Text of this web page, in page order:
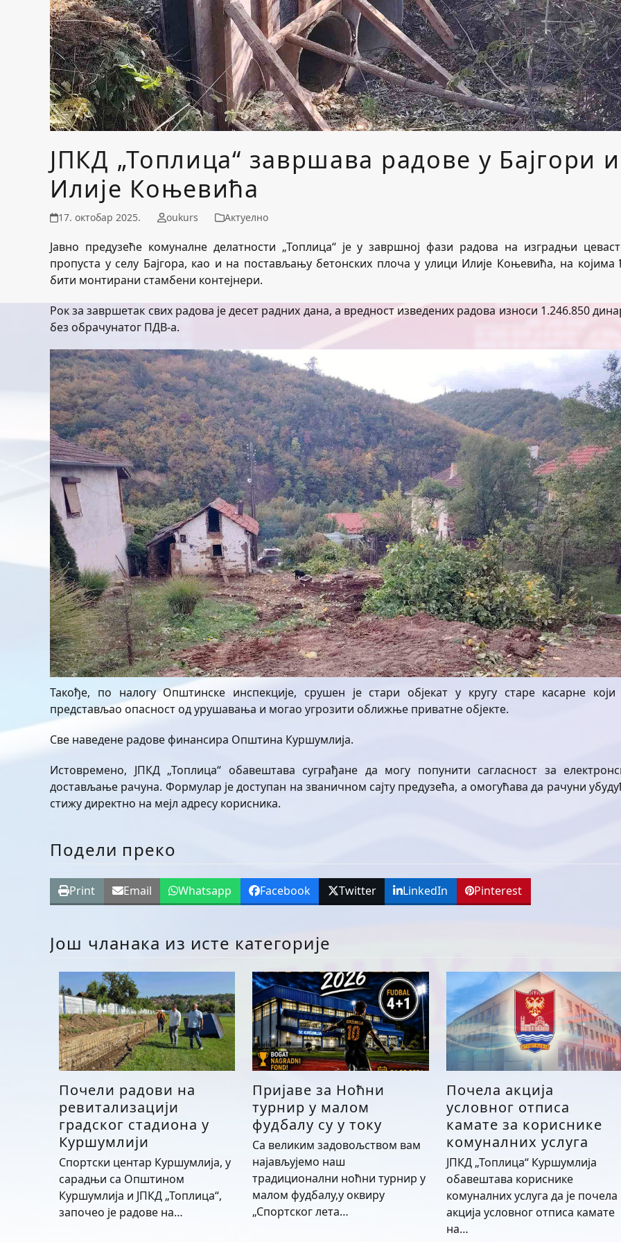
ЈПКД „Топлица“ завршава радове у Бајгори и
Илије Коњевића
17. октобар 2025. oukurs Актуелно
Јавно предузеће комуналне делатности „Топлица“ је у завршној фази радова на изградњи
пропуста у селу Бајгора, као и на постављању бетонских плоча у улици Илије Коњевића, на којима
бити монтирани стамбени контејнери.
Рок за завршетак свих радова је десет радних дана, а вредност изведених радова износи 1.246.850
без обрачунатог ПДВ-а.
Такође, по налогу Општинске инспекције, срушен је стари објекат у кругу старе касарне који
представљао опасност од урушавања и могао угрозити оближње приватне објекте.
Све наведене радове финансира Општина Куршумлија.
Истовремено, ЈПКД „Топлица“ обавештава суграђане да могу попунити сагласност за
достављање рачуна. Формулар је доступан на званичном сајту предузећа, а омогућава да рачуни
стижу директно на мејл адресу корисника.
Подели преко
Print Email Whatsapp Facebook Twitter LinkedIn Pinterest
Још чланака из исте категорије
Почели радови на
ревитализацији
градског стадиона у
Куршумлији
Спортски центар Куршумлија, у
сарадњи са Општином
Куршумлија и ЈПКД „Топлица“,
започео је радове на…
Пријаве за Ноћни
турнир у малом
фудбалу су у току
Са великим задовољством вам
најављујемо наш
традиционални ноћни турнир у
малом фудбалу,у оквиру
„Спортског лета…
Почела акција
условног отписа
камате за кориснике
комуналних услуга
ЈПКД „Топлица“ Куршумлија
обавештава кориснике
комуналних услуга да је почела
акција условног отписа камате
на…